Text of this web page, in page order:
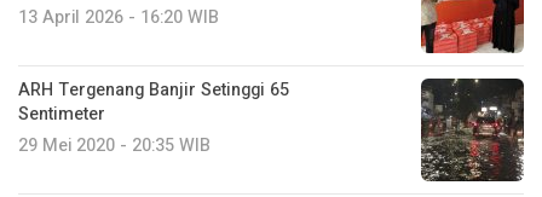
13 April 2026 - 16:20 WIB
ARH Tergenang Banjir Setinggi 65
Sentimeter
29 Mei 2020 - 20:35 WIB